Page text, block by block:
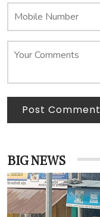
Post Comment
BIG NEWS